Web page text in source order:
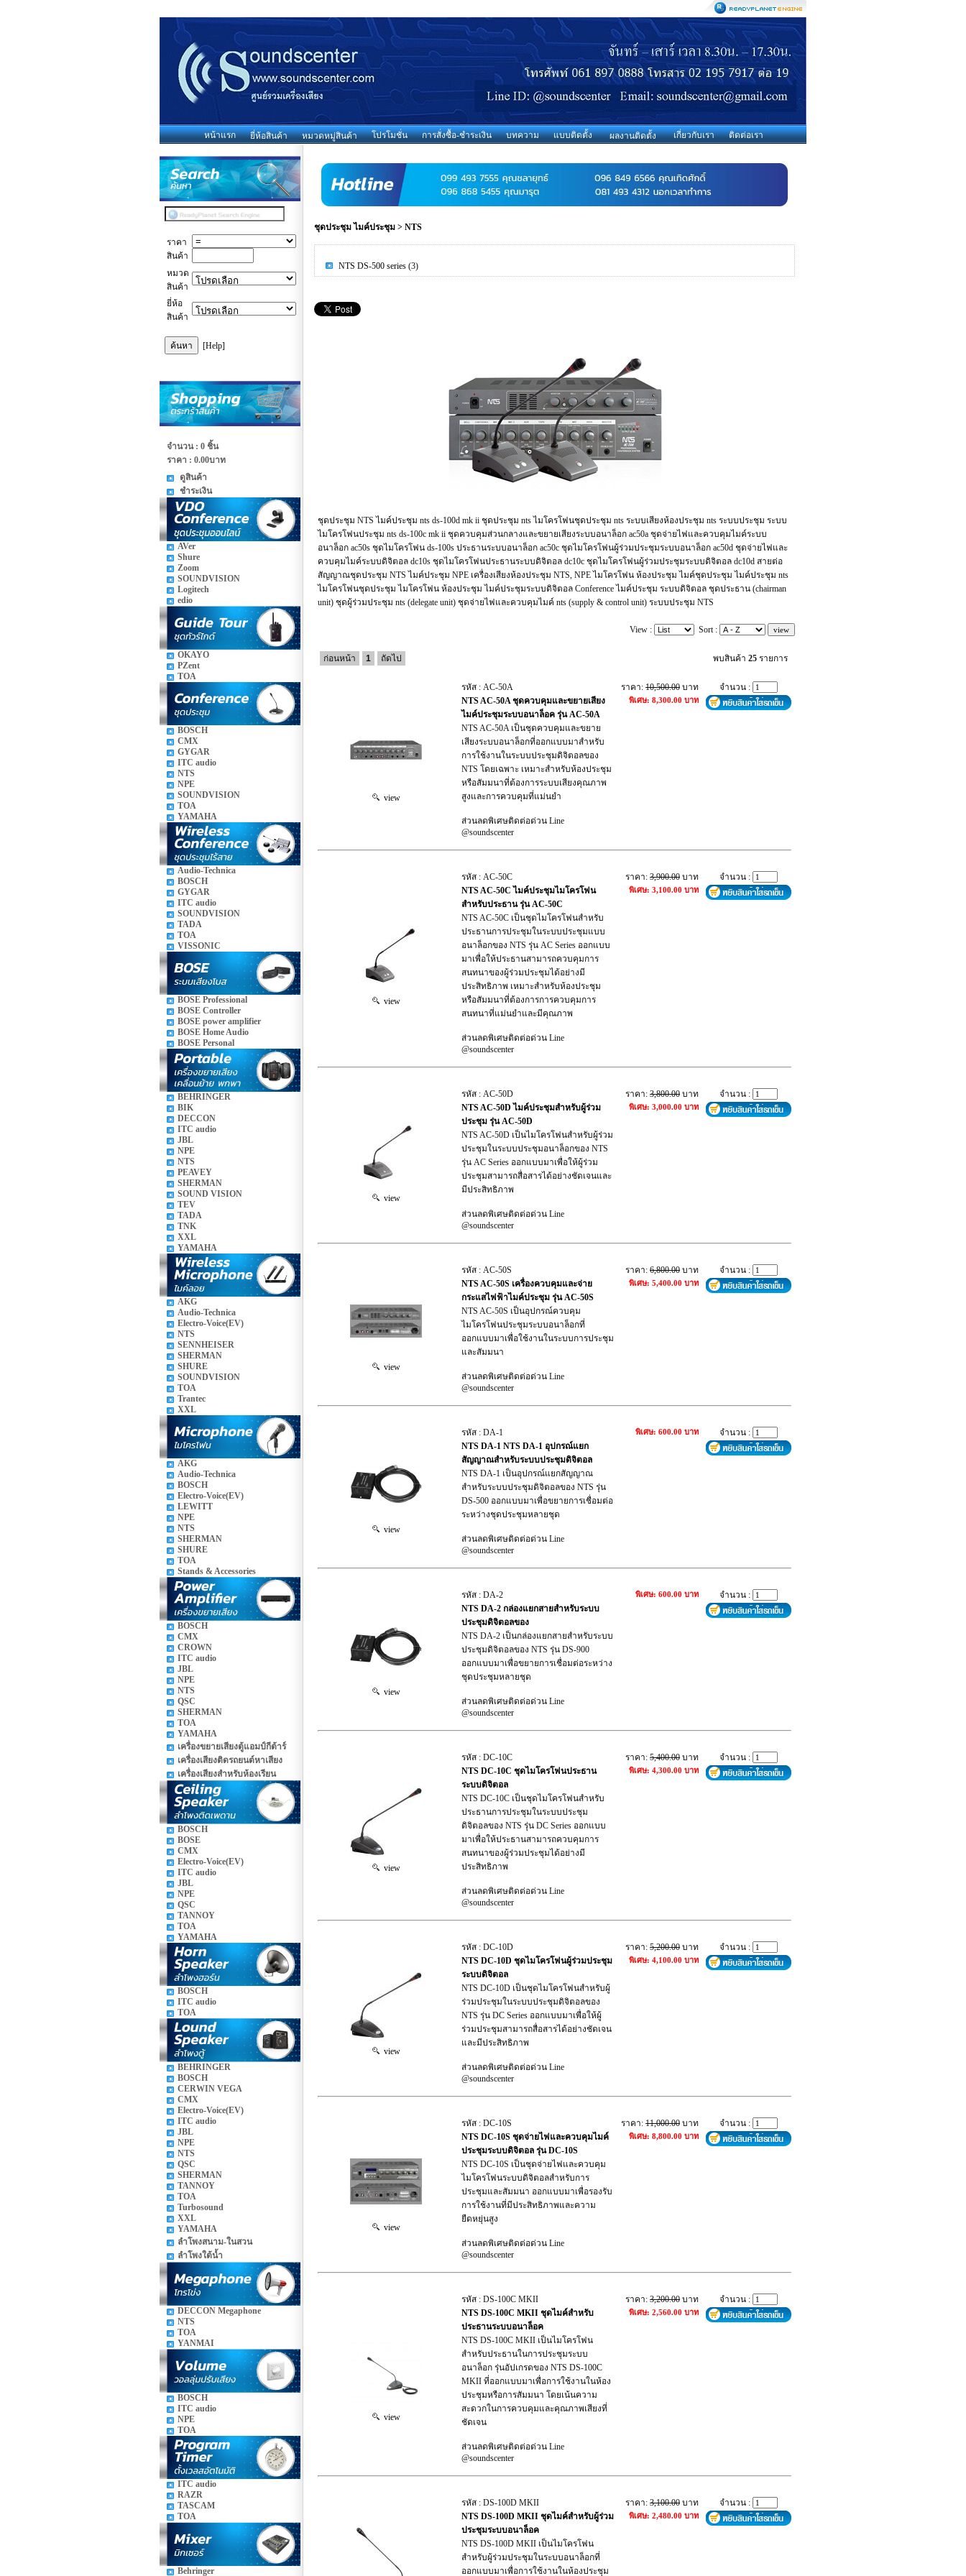
หน้าแรก ยี่ห้อสินค้า หมวดหมู่สินค้า โปรโมชั่น การสั่งซื้อ-ชำระเงิน บทความ แบบติดตั้ง ผลงานติดตั้ง เกี่ยวกับเรา ติดต่อเรา
ราคา
สินค้า
หมวด
สินค้า
ยี่ห้อ
สินค้า
[Help]
จำนวน : 0 ชิ้น
ราคา : 0.00บาท
ดูสินค้า
ชำระเงิน
AVer
Shure
Zoom
SOUNDVISION
Logitech
edio
OKAYO
PZent
TOA
BOSCH
CMX
GYGAR
ITC audio
NTS
NPE
SOUNDVISION
TOA
YAMAHA
Audio-Technica
BOSCH
GYGAR
ITC audio
SOUNDVISION
TADA
TOA
VISSONIC
BOSE Professional
BOSE Controller
BOSE power amplifier
BOSE Home Audio
BOSE Personal
BEHRINGER
BIK
DECCON
ITC audio
JBL
NPE
NTS
PEAVEY
SHERMAN
SOUND VISION
TEV
TADA
TNK
XXL
YAMAHA
AKG
Audio-Technica
Electro-Voice(EV)
NTS
SENNHEISER
SHERMAN
SHURE
SOUNDVISION
TOA
Trantec
XXL
AKG
Audio-Technica
BOSCH
Electro-Voice(EV)
LEWITT
NPE
NTS
SHERMAN
SHURE
TOA
Stands & Accessories
BOSCH
CMX
CROWN
ITC audio
JBL
NPE
NTS
QSC
SHERMAN
TOA
YAMAHA
เครื่องขยายเสียงตู้แอมป์กีต้าร์
เครื่องเสียงติดรถยนต์หาเสียง
เครื่องเสียงสำหรับห้องเรียน
BOSCH
BOSE
CMX
Electro-Voice(EV)
ITC audio
JBL
NPE
QSC
TANNOY
TOA
YAMAHA
BOSCH
ITC audio
TOA
BEHRINGER
BOSCH
CERWIN VEGA
CMX
Electro-Voice(EV)
ITC audio
JBL
NPE
NTS
QSC
SHERMAN
TANNOY
TOA
Turbosound
XXL
YAMAHA
ลำโพงสนาม-ในสวน
ลำโพงใต้น้ำ
DECCON Megaphone
NTS
TOA
YANMAI
BOSCH
ITC audio
NPE
TOA
ITC audio
RAZR
TASCAM
TOA
Behringer
ชุดประชุม ไมค์ประชุม >NTS
NTS DS-500 series (3)
ชุดประชุม NTS ไมค์ประชุม nts ds-100d mk ii ชุดประชุม nts ไมโครโฟนชุดประชุม nts ระบบเสียงห้องประชุม nts ระบบประชุม ระบบ
ไมโครโฟนประชุม nts ds-100c mk ii ชุดควบคุมส่วนกลางและขยายเสียงระบบอนาล็อก ac50a ชุดจ่ายไฟและควบคุมไมค์ระบบ
อนาล็อก ac50s ชุดไมโครโฟน ds-100s ประธานระบบอนาล็อก ac50c ชุดไมโครโฟนผู้ร่วมประชุมระบบอนาล็อก ac50d ชุดจ่ายไฟและ
ควบคุมไมค์ระบบดิจิตอล dc10s ชุดไมโครโฟนประธานระบบดิจิตอล dc10c ชุดไมโครโฟนผู้ร่วมประชุมระบบดิจิตอล dc10d สายต่อ
สัญญาณชุดประชุม NTS ไมค์ประชุม NPE เครื่องเสียงห้องประชุม NTS, NPE ไมโครโฟน ห้องประชุม ไมค์ชุดประชุม ไมค์ประชุม nts
ไมโครโฟนชุดประชุม ไมโครโฟน ห้องประชุม ไมค์ประชุมระบบดิจิตอล Conference ไมค์ประชุม ระบบดิจิตอล ชุดประธาน (chairman
unit) ชุดผู้ร่วมประชุม nts (delegate unit) ชุดจ่ายไฟและควบคุมไมค์ nts (supply & control unit) ระบบประชุม NTS
View : Sort :
ก่อนหน้า 1 ถัดไป พบสินค้า25 รายการ
view
รหัส : AC-50A
NTS AC-50A ชุดควบคุมและขยายเสียง
ไมค์ประชุมระบบอนาล็อค รุ่น AC-50A
NTS AC-50A เป็นชุดควบคุมและขยาย
เสียงระบบอนาล็อกที่ออกแบบมาสำหรับ
การใช้งานในระบบประชุมดิจิตอลของ
NTS โดยเฉพาะ เหมาะสำหรับห้องประชุม
หรือสัมมนาที่ต้องการระบบเสียงคุณภาพ
สูงและการควบคุมที่แม่นยำ
ส่วนลดพิเศษติดต่อด่วน Line
@soundscenter
ราคา:10,500.00 บาท
พิเศษ: 8,300.00 บาท
จำนวน :
view
รหัส : AC-50C
NTS AC-50C ไมค์ประชุมไมโครโฟน
สำหรับประธาน รุ่น AC-50C
NTS AC-50C เป็นชุดไมโครโฟนสำหรับ
ประธานการประชุมในระบบประชุมแบบ
อนาล็อกของ NTS รุ่น AC Series ออกแบบ
มาเพื่อให้ประธานสามารถควบคุมการ
สนทนาของผู้ร่วมประชุมได้อย่างมี
ประสิทธิภาพ เหมาะสำหรับห้องประชุม
หรือสัมมนาที่ต้องการการควบคุมการ
สนทนาที่แม่นยำและมีคุณภาพ
ส่วนลดพิเศษติดต่อด่วน Line
@soundscenter
ราคา:3,900.00 บาท
พิเศษ: 3,100.00 บาท
จำนวน :
view
รหัส : AC-50D
NTS AC-50D ไมค์ประชุมสำหรับผู้ร่วม
ประชุม รุ่น AC-50D
NTS AC-50D เป็นไมโครโฟนสำหรับผู้ร่วม
ประชุมในระบบประชุมอนาล็อกของ NTS
รุ่น AC Series ออกแบบมาเพื่อให้ผู้ร่วม
ประชุมสามารถสื่อสารได้อย่างชัดเจนและ
มีประสิทธิภาพ
ส่วนลดพิเศษติดต่อด่วน Line
@soundscenter
ราคา:3,800.00 บาท
พิเศษ: 3,000.00 บาท
จำนวน :
view
รหัส : AC-50S
NTS AC-50S เครื่องควบคุมและจ่าย
กระแสไฟฟ้าไมค์ประชุม รุ่น AC-50S
NTS AC-50S เป็นอุปกรณ์ควบคุม
ไมโครโฟนประชุมระบบอนาล็อกที่
ออกแบบมาเพื่อใช้งานในระบบการประชุม
และสัมมนา
ส่วนลดพิเศษติดต่อด่วน Line
@soundscenter
ราคา:6,800.00 บาท
พิเศษ: 5,400.00 บาท
จำนวน :
view
รหัส : DA-1
NTS DA-1 NTS DA-1 อุปกรณ์แยก
สัญญาณสำหรับระบบประชุมดิจิตอล
NTS DA-1 เป็นอุปกรณ์แยกสัญญาณ
สำหรับระบบประชุมดิจิตอลของ NTS รุ่น
DS-500 ออกแบบมาเพื่อขยายการเชื่อมต่อ
ระหว่างชุดประชุมหลายชุด
ส่วนลดพิเศษติดต่อด่วน Line
@soundscenter
พิเศษ: 600.00 บาท จำนวน :
view
รหัส : DA-2
NTS DA-2 กล่องแยกสายสำหรับระบบ
ประชุมดิจิตอลของ
NTS DA-2 เป็นกล่องแยกสายสำหรับระบบ
ประชุมดิจิตอลของ NTS รุ่น DS-900
ออกแบบมาเพื่อขยายการเชื่อมต่อระหว่าง
ชุดประชุมหลายชุด
ส่วนลดพิเศษติดต่อด่วน Line
@soundscenter
พิเศษ: 600.00 บาท จำนวน :
view
รหัส : DC-10C
NTS DC-10C ชุดไมโครโฟนประธาน
ระบบดิจิตอล
NTS DC-10C เป็นชุดไมโครโฟนสำหรับ
ประธานการประชุมในระบบประชุม
ดิจิตอลของ NTS รุ่น DC Series ออกแบบ
มาเพื่อให้ประธานสามารถควบคุมการ
สนทนาของผู้ร่วมประชุมได้อย่างมี
ประสิทธิภาพ
ส่วนลดพิเศษติดต่อด่วน Line
@soundscenter
ราคา:5,400.00 บาท
พิเศษ: 4,300.00 บาท
จำนวน :
view
รหัส : DC-10D
NTS DC-10D ชุดไมโครโฟนผู้ร่วมประชุม
ระบบดิจิตอล
NTS DC-10D เป็นชุดไมโครโฟนสำหรับผู้
ร่วมประชุมในระบบประชุมดิจิตอลของ
NTS รุ่น DC Series ออกแบบมาเพื่อให้ผู้
ร่วมประชุมสามารถสื่อสารได้อย่างชัดเจน
และมีประสิทธิภาพ
ส่วนลดพิเศษติดต่อด่วน Line
@soundscenter
ราคา:5,200.00 บาท
พิเศษ: 4,100.00 บาท
จำนวน :
view
รหัส : DC-10S
NTS DC-10S ชุดจ่ายไฟและควบคุมไมค์
ประชุมระบบดิจิตอล รุ่น DC-10S
NTS DC-10S เป็นชุดจ่ายไฟและควบคุม
ไมโครโฟนระบบดิจิตอลสำหรับการ
ประชุมและสัมมนา ออกแบบมาเพื่อรองรับ
การใช้งานที่มีประสิทธิภาพและความ
ยืดหยุ่นสูง
ส่วนลดพิเศษติดต่อด่วน Line
@soundscenter
ราคา:11,000.00 บาท
พิเศษ: 8,800.00 บาท
จำนวน :
view
รหัส : DS-100C MKII
NTS DS-100C MKII ชุดไมค์สำหรับ
ประธานระบบอนาล็อค
NTS DS-100C MKII เป็นไมโครโฟน
สำหรับประธานในการประชุมระบบ
อนาล็อก รุ่นอัปเกรดของ NTS DS-100C
MKII ที่ออกแบบมาเพื่อการใช้งานในห้อง
ประชุมหรือการสัมมนา โดยเน้นความ
สะดวกในการควบคุมและคุณภาพเสียงที่
ชัดเจน
ส่วนลดพิเศษติดต่อด่วน Line
@soundscenter
ราคา:3,200.00 บาท
พิเศษ: 2,560.00 บาท
จำนวน :
รหัส : DS-100D MKII
NTS DS-100D MKII ชุดไมค์สำหรับผู้ร่วม
ประชุมระบบอนาล็อค
NTS DS-100D MKII เป็นไมโครโฟน
สำหรับผู้ร่วมประชุมในระบบอนาล็อกที่
ออกแบบมาเพื่อการใช้งานในห้องประชุม
ราคา:3,100.00 บาท
พิเศษ: 2,480.00 บาท
จำนวน :